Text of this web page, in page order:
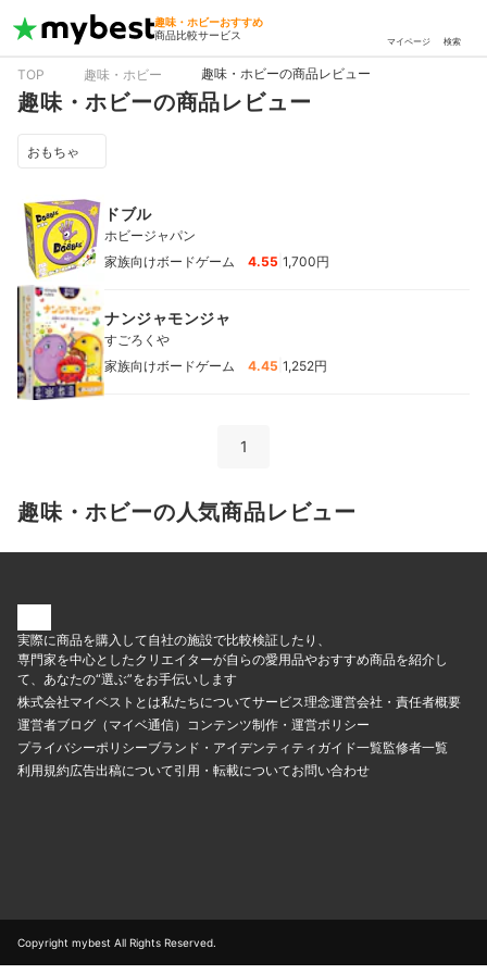
趣味・ホビーおすすめ
商品比較サービス
マイページ 検索
TOP 趣味・ホビー 趣味・ホビーの商品レビュー
趣味・ホビーの商品レビュー
おもちゃ
ドブル
ホビージャパン
家族向けボードゲーム
4.55 1,700円
ナンジャモンジャ
すごろくや
家族向けボードゲーム
4.45 1,252円
1
趣味・ホビーの人気商品レビュー
実際に商品を購入して自社の施設で比較検証したり、
専門家を中心としたクリエイターが自らの愛用品やおすすめ商品を紹介し
て、あなたの“選ぶ”をお手伝いします
株式会社マイベストとは私たちについてサービス理念運営会社・責任者概要
運営者ブログ（マイベ通信） コンテンツ制作・運営ポリシー
プライバシーポリシーブランド・アイデンティティ ガイド一覧監修者一覧
利用規約広告出稿について引用・転載についてお問い合わせ
Copyright mybest All Rights Reserved.